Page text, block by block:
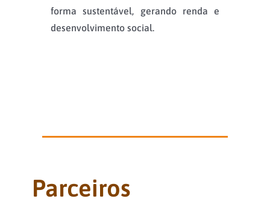
forma sustentável, gerando renda e
desenvolvimento social.
Parceiros